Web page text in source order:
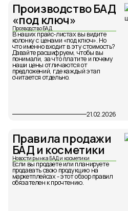
Производство БАД
«под ключ»
Прозводство БАД
В наших прайс-листах вы видите
колонку с ценами «под ключ». Но
что именно входит в эту стоимость?
Давайте расшифруем, чтобы вы
понимали, за что платите и почему
наши цены отличаются от
предложений, где каждый этап
считается отдельно.
21.02.2026
Правила продажи
БАД и косметики
Новости рынка БАД и косметики
Если вы продаете или планируете
продавать свою продукцию на
маркетплейсах - этот обзор правил
обязателен к прочтению.